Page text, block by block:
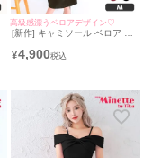
高級感漂うベロアデザイン♡
[新作] キャミソール ベロア ビ
ドレス (みのり着用/Mサイズ対
応) | myMinette/マイミネット
¥4,900